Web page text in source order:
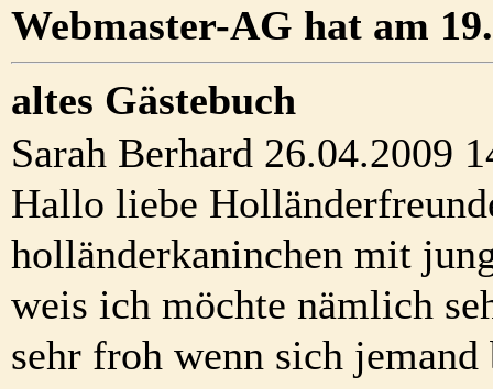
Webmaster-AG hat am
altes Gästebuch
Sarah Berhard 26.04.2009
Hallo liebe
holländerkaninchen mit
weis ich möchte nämlich
sehr froh wenn sich